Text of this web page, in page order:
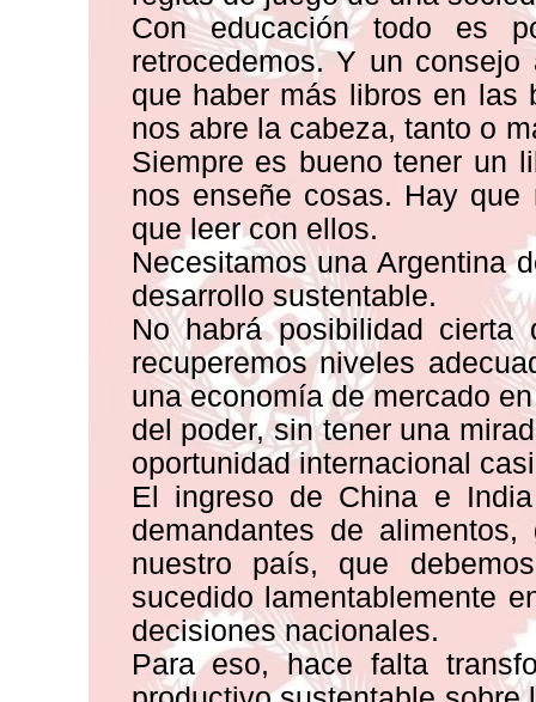
Con educación todo es
retrocedemos. Y un
que haber más libros en las
nos abre la cabeza, tanto o
Siempre es bueno tener un
nos enseñe cosas. Hay
que leer con ellos.
Necesitamos una Argentina
desarrollo sustentable.
No habrá posibilidad cierta
recuperemos niveles
una economía de mercado
del poder, sin tener una
oportunidad internacional
El ingreso de China e
demandantes de
nuestro país, que
sucedido lamentablemente
decisiones nacionales.
Para eso, hace falta